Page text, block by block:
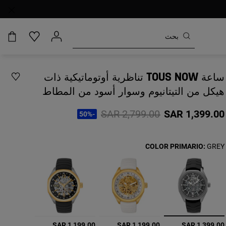
ساعة TOUS NOW تناظرية أوتوماتيكية ذات
هيكل من التيتانيوم وسوار أسود من المطاط
SAR 1,399.00
Price reduced from
SAR 2,799.00
to
-50%
تم التحديد
COLOR PRIMARIO: GREY